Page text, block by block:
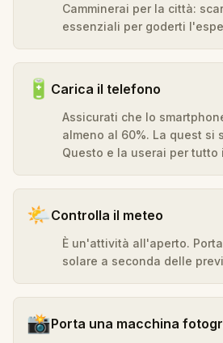
Camminerai per la città:
essenziali per goderti
🔋 Carica il telefono
Assicurati che lo
almeno al 60%. La quest si
Questo e la userai per tutto
🌤️Controlla il meteo
È un'attività all'aperto.
solare a seconda delle
📸Porta una macchina